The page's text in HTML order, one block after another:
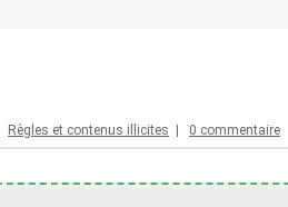
Règles et contenus illicites 0 commentaire